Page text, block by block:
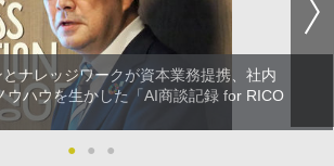
とナレッジワークが資本業務提携、社内
ウハウを生かした「AI商談記録 for RICO
●
● ●